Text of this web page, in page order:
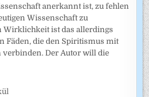
anerkannt ist, zu fehlen
Wissenschaft zu
Wirklichkeit ist das allerdings
Fäden, die den Spiritismus mit
verbinden. Der Autor will die